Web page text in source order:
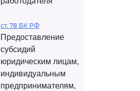
ст. 78 БК РФ
Предоставление
субсидий
юридическим лицам,
индивидуальным
предпринимателям,